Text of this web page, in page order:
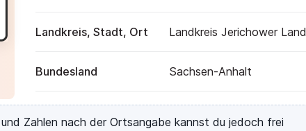
Landkreis, Stadt, Ort Landkreis Jerichower Land
Bundesland Sachsen-Anhalt
Zahlen nach der Ortsangabe kannst du jedoch frei